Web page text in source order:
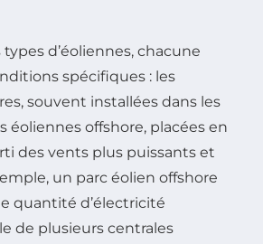
d’éoliennes, chacune
spécifiques : les
souvent installées dans les
éoliennes offshore, placées en
des vents plus puissants et
un parc éolien offshore
quantité d’électricité
de plusieurs centrales